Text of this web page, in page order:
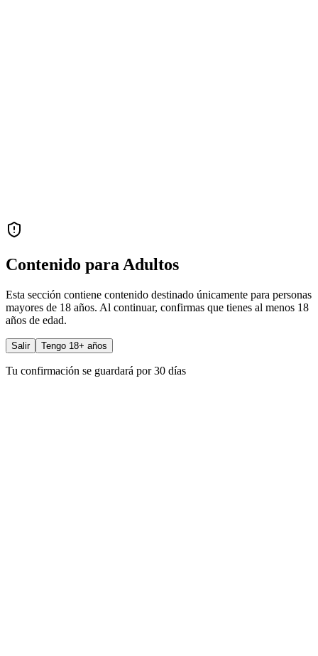
Contenido para Adultos
Esta sección contiene contenido destinado únicamente para personas
mayores de 18 años. Al continuar, confirmas que tienes al menos 18
años de edad.
Salir Tengo 18+ años
Tu confirmación se guardará por 30 días